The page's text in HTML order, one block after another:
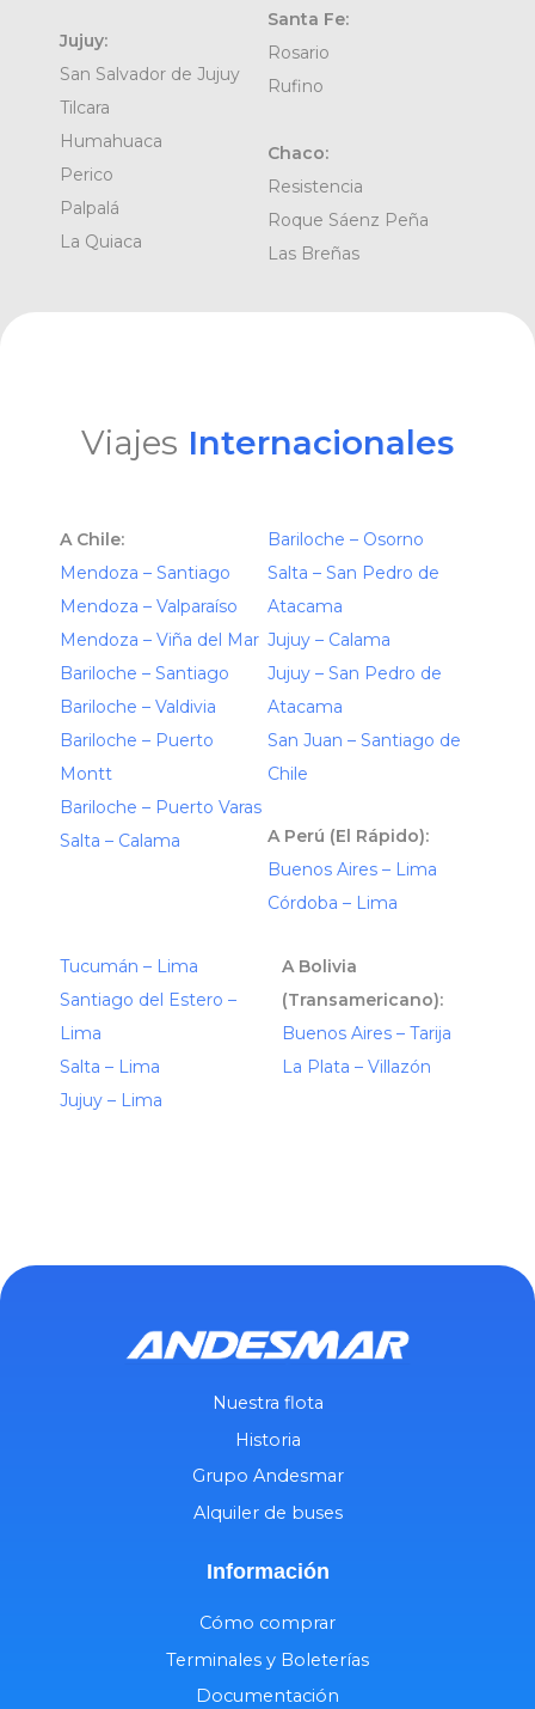
Jujuy:
San Salvador de Jujuy
Tilcara
Humahuaca
Perico
Palpalá
La Quiaca
Santa Fe:
Rosario
Rufino
Chaco:
Resistencia
Roque Sáenz Peña
Las Breñas
Viajes Internacionales
A Chile:
Mendoza – Santiago
Mendoza – Valparaíso
Mendoza – Viña del Mar
Bariloche – Santiago
Bariloche – Valdivia
Bariloche – Puerto
Montt
Bariloche – Puerto Varas
Salta – Calama
Bariloche – Osorno
Salta – San Pedro de
Atacama
Jujuy – Calama
Jujuy – San Pedro de
Atacama
San Juan – Santiago de
Chile
A Perú (El Rápido):
Buenos Aires – Lima
Córdoba – Lima
Tucumán – Lima
Santiago del Estero –
Lima
Salta – Lima
Jujuy – Lima
A Bolivia
(Transamericano):
Buenos Aires – Tarija
La Plata – Villazón
Nuestra flota
Historia
Grupo Andesmar
Alquiler de buses
Información
Cómo comprar
Terminales y Boleterías
Documentación